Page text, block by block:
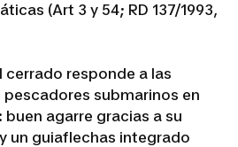
(Art 3 y 54; RD 137/1993,
cerrado responde a las
submarinos en
agarre gracias a su
un guiaflechas integrado